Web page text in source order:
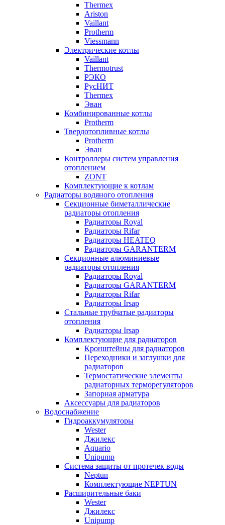
Thermex
Ariston
Vaillant
Protherm
Viessmann
Электрические котлы
Vaillant
Thermotrust
РЭКО
РусНИТ
Thermex
Эван
Комбинированные котлы
Protherm
Твердотопливные котлы
Protherm
Эван
Контроллеры систем управления
отоплением
ZONT
Комплектующие к котлам
Радиаторы водяного отопления
Секционные биметаллические
радиаторы отопления
Радиаторы Royal
Радиаторы Rifar
Радиаторы HEATEQ
Радиаторы GARANTERM
Секционные алюминиевые
радиаторы отопления
Радиаторы Royal
Радиаторы GARANTERM
Радиаторы Rifar
Радиаторы Irsap
Стальные трубчатые радиаторы
отопления
Радиаторы Irsap
Комплектующие для радиаторов
Кронштейны для радиаторов
Переходники и заглушки для
радиаторов
Термостатические элементы
радиаторных терморегуляторов
Запорная арматура
Аксессуары для радиаторов
Водоснабжение
Гидроаккумуляторы
Wester
Джилекс
Aquario
Unipump
Система защиты от протечек воды
Neptun
Комплектующие NEPTUN
Расширительные баки
Wester
Джилекс
Unipump